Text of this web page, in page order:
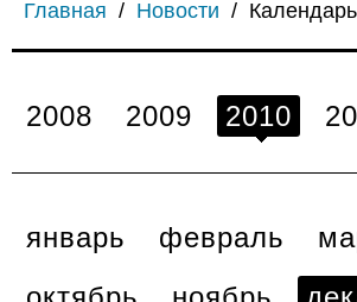
Главная / Новости /
2008 2009 2010
январь февраль